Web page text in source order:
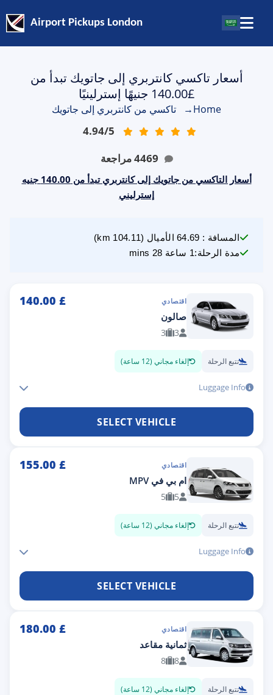
Airport Pickups London
أسعار تاكسي كانتربري إلى جاتويك تبدأ من
£140.00 جنيهًا إسترلينيًا
Home
→ تاكسي من كانتربري إلى جاتويك
4.94/5
4469مراجعة
أسعار التاكسي من جاتويك إلى كانتربري تبدأ من 140.00 جنيه
إسترليني
المسافة :
64.69 الأميال (
104.11
مدة الرحلة:1 ساعة 28 mins
اقتصادي £
140.00
صالون
3
3
تتبع الرحلة إلغاء مجاني (12 ساعة)
Luggage Info
SELECT VEHICLE
اقتصادي £
155.00
ام بي في MPV
5
5
تتبع الرحلة إلغاء مجاني (12 ساعة)
Luggage Info
SELECT VEHICLE
اقتصادي £
180.00
ثمانية مقاعد
8
8
تتبع الرحلة إلغاء مجاني (12 ساعة)